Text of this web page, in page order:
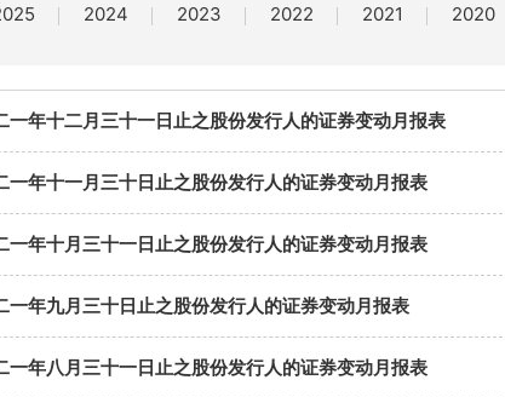
2024 2023 2022 2021 2020
一年十二月三十一日止之股份发行人的证券变动月报表
一年十一月三十日止之股份发行人的证券变动月报表
一年十月三十一日止之股份发行人的证券变动月报表
一年九月三十日止之股份发行人的证券变动月报表
一年八月三十一日止之股份发行人的证券变动月报表